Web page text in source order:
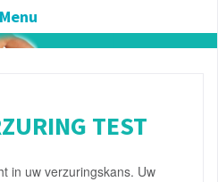
Menu
TEST
in uw verzuringskans. Uw